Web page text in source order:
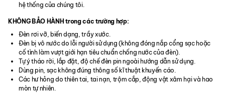
hệ thống của chúng tôi.
KHÔNG BẢO HÀNH trong các trường hợp:
Đèn rơi vỡ, biến dạng, trầy xước.
Đèn bị vô nước do lỗi người sử dụng (không đóng nắp cổng sạc hoặc
cố tình làm vượt giới hạn tiêu chuẩn chống nước của đèn).
Tự ý tháo rời, lắp đặt, độ chế đèn pin ngoài hướng dẫn sử dụng.
Dùng pin, sạc không đúng thông số kĩ thuật khuyến cáo.
Các hư hỏng do thiên tai, tai nạn, trộm cắp, động vật xâm hại và hao
mòn tự nhiên.